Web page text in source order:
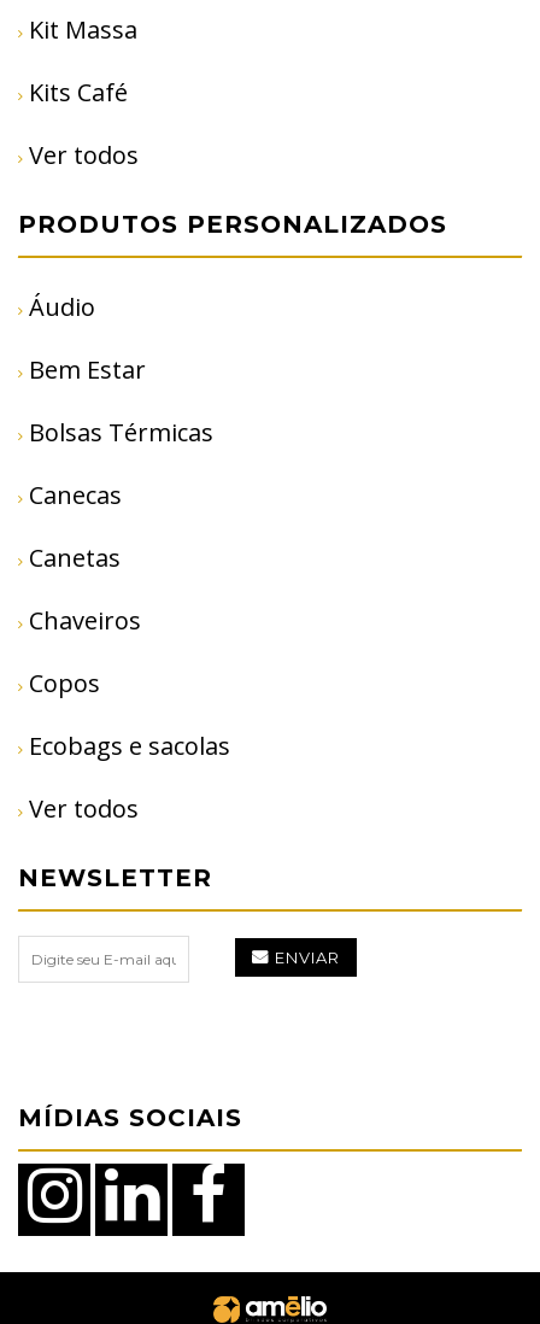
Kit Massa
Kits Café
Ver todos
PRODUTOS PERSONALIZADOS
Áudio
Bem Estar
Bolsas Térmicas
Canecas
Canetas
Chaveiros
Copos
Ecobags e sacolas
Ver todos
NEWSLETTER
ENVIAR
MÍDIAS SOCIAIS